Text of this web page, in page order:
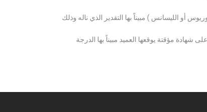
أو الليسانس ) مبيناً بها التقدير الذي ناله وذلك
مؤقتة يوقعها العميد مبيناً بها الدرجة